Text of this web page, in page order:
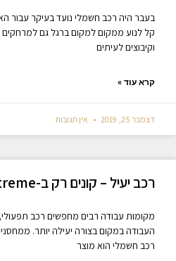
בעבר היה רכב חשמלי נועד בעיקר עבור
קל לנוע ממקום למקום ברגל גם למרחקים
וקיבוצים לעיתים
קרא עוד »
דצמבר 25, 2019 אין תגובות
רכב יעיל – קונים רק ב-Green Extreme!
מקומות עבודה רבים מחפשים רכב
העבודה במקום בצורה יעילה יותר.
רכב חשמלי הוא מוצר